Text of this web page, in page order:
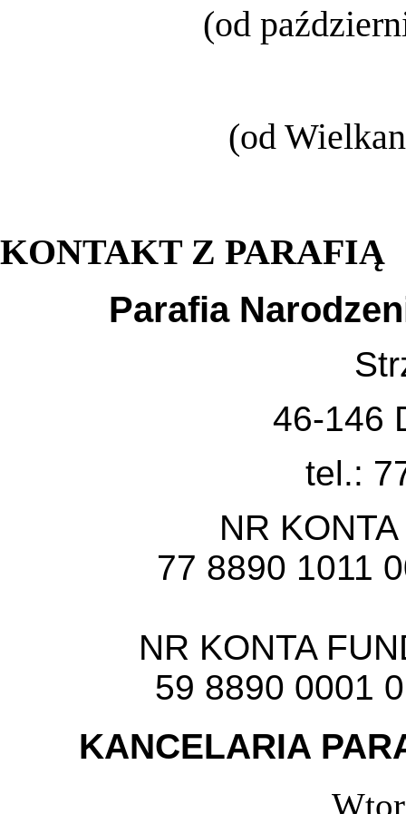
(od
(od
KONTAKT Z PARAFIĄ
Parafia
46-146
tel.:
NR
77 8890 1011
NR KONTA
59 8890 0001
KANCELARIA